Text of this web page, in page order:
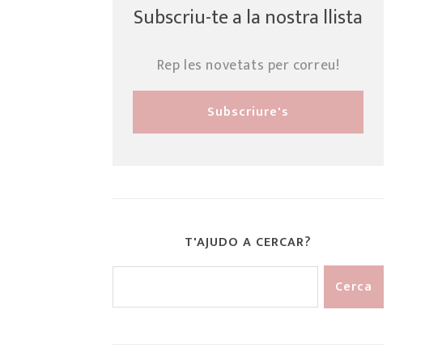
Subscriu-te a la nostra llista
Rep les novetats per correu!
T'AJUDO A CERCAR?